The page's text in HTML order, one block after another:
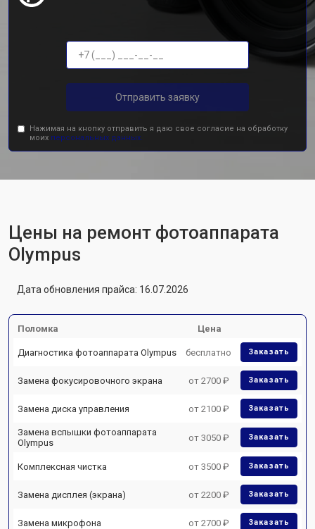
Отправить заявку
Нажимая на кнопку отправить я даю свое согласие на обработку
моих персональных данных.
Цены на ремонт фотоаппарата
Olympus
Дата обновления прайса: 16.07.2026
Поломка Цена
Диагностика фотоаппарата Olympus бесплатно Заказать
Замена фокусировочного экрана от 2700 ₽ Заказать
Замена диска управления от 2100 ₽ Заказать
Замена вспышки фотоаппарата
Olympus
от 3050 ₽ Заказать
Комплексная чистка от 3500 ₽ Заказать
Замена дисплея (экрана) от 2200 ₽ Заказать
Замена микрофона от 2700 ₽ Заказать